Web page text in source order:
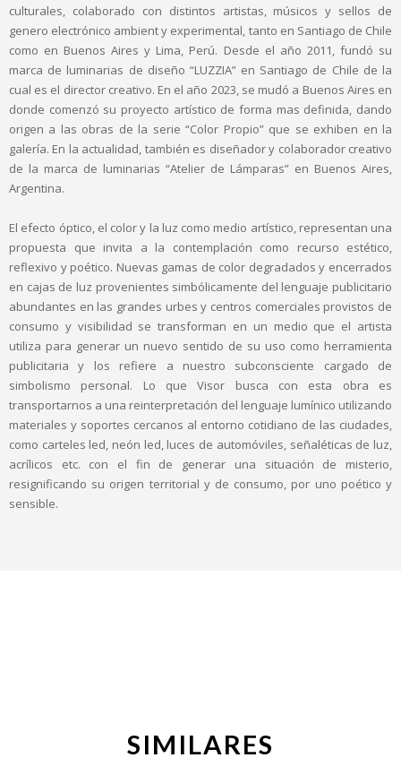
culturales, colaborado con distintos artistas, músicos y sellos de
genero electrónico ambient y experimental, tanto en Santiago de Chile
como en Buenos Aires y Lima, Perú. Desde el año 2011, fundó su
marca de luminarias de diseño “LUZZIA” en Santiago de Chile de la
cual es el director creativo. En el año 2023, se mudó a Buenos Aires en
donde comenzó su proyecto artístico de forma mas definida, dando
origen a las obras de la serie “Color Propio” que se exhiben en la
galería. En la actualidad, también es diseñador y colaborador creativo
de la marca de luminarias “Atelier de Lámparas” en Buenos Aires,
Argentina.
El efecto óptico, el color y la luz como medio artístico, representan una
propuesta que invita a la contemplación como recurso estético,
reflexivo y poético. Nuevas gamas de color degradados y encerrados
en cajas de luz provenientes simbólicamente del lenguaje publicitario
abundantes en las grandes urbes y centros comerciales provistos de
consumo y visibilidad se transforman en un medio que el artista
utiliza para generar un nuevo sentido de su uso como herramienta
publicitaria y los refiere a nuestro subconsciente cargado de
simbolismo personal. Lo que Visor busca con esta obra es
transportarnos a una reinterpretación del lenguaje lumínico utilizando
materiales y soportes cercanos al entorno cotidiano de las ciudades,
como carteles led, neón led, luces de automóviles, señaléticas de luz,
acrílicos etc. con el fin de generar una situación de misterio,
resignificando su origen territorial y de consumo, por uno poético y
sensible.
SIMILARES